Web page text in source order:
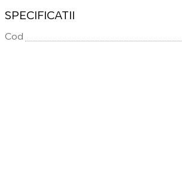
SPECIFICATII
Cod